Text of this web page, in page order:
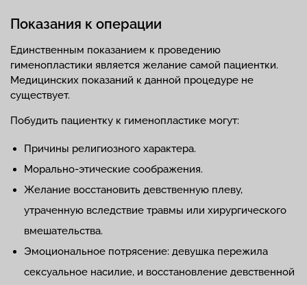
Показания к операции
Единственным показанием к проведению
гименопластики является желание самой пациентки.
Медицинских показаний к данной процедуре не
существует.
Побудить пациентку к гименопластике могут:
Причины религиозного характера.
Морально-этические соображения.
Желание восстановить девственную плеву,
утраченную вследствие травмы или хирургического
вмешательства.
Эмоциональное потрясение: девушка пережила
сексуальное насилие, и восстановление девственной